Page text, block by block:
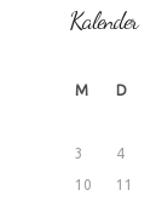
Kalender
M D
3
4
10
11